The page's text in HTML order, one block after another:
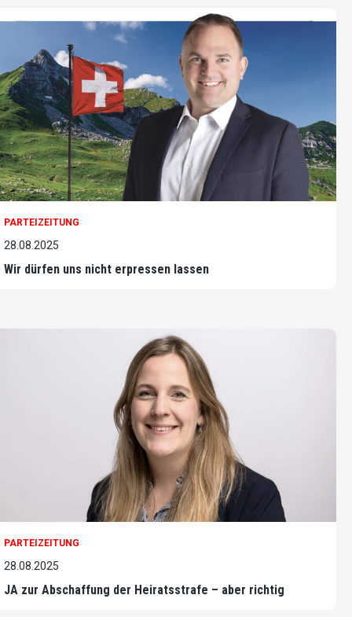
PARTEIZEITUNG
28.08.2025
Wir dürfen uns nicht erpressen lassen
PARTEIZEITUNG
28.08.2025
JA zur Abschaffung der Heiratsstrafe – aber richtig